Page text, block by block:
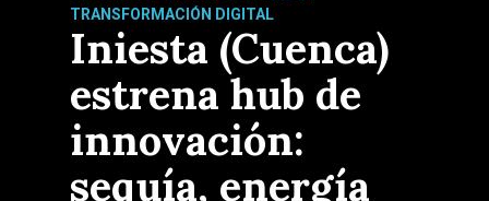
TRANSFORMACIÓN DIGITAL
Iniesta (Cuenca)
estrena hub de
innovación:
sequía, energía